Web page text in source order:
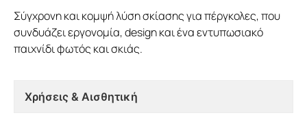
Σύγχρονη και κομψή λύση σκίασης για πέργκολες, που
συνδυάζει εργονομία, design και ένα εντυπωσιακό
παιχνίδι φωτός και σκιάς.
Χρήσεις & Αισθητική